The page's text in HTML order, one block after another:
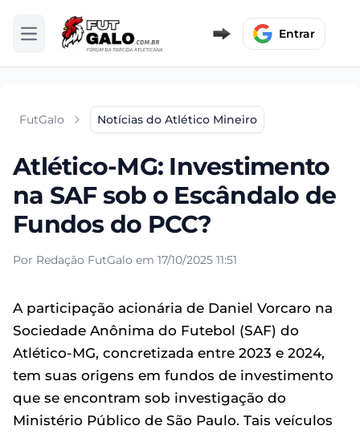
Abrir menu Entrar
FutGalo Notícias do Atlético Mineiro
Atlético-MG: Investimento
na SAF sob o Escândalo de
Fundos do PCC?
Por Redação FutGalo em 17/10/2025 11:51
A participação acionária de Daniel Vorcaro na
Sociedade Anônima do Futebol (SAF) do
Atlético-MG, concretizada entre 2023 e 2024,
tem suas origens em fundos de investimento
que se encontram sob investigação do
Ministério Público de São Paulo. Tais veículos